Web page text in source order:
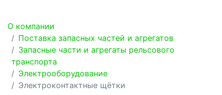
О компании
Поставка запасных частей и агрегатов
Запасные части и агрегаты рельсового
транспорта
Электрооборудование
Электроконтактные щётки